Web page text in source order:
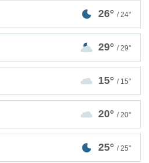
26° / 24°
29° / 29°
15° / 15°
20° / 20°
25° / 25°